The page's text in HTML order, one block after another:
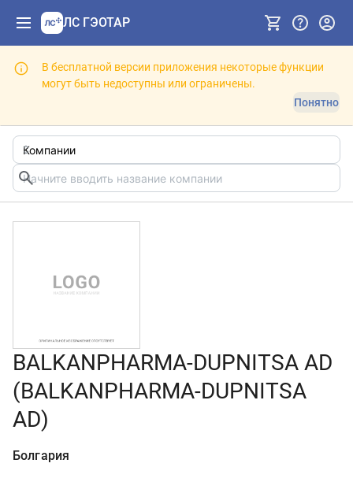
ЛС ГЭОТАР
В бесплатной версии приложения некоторые функции
могут быть недоступны или ограничены.
Понятно
BALKANPHARMA-DUPNITSA AD
(BALKANPHARMA-DUPNITSA
AD)
Болгария